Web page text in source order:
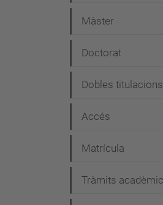
a
v
g
a
i
ó
Màster
Doctorat
Dobles titulacions
Accés
Matrícula
Tràmits